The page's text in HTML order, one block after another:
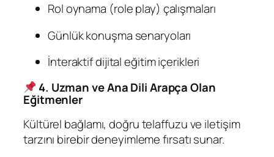
Rol oynama (role play) çalışmaları
Günlük konuşma senaryoları
İnteraktif dijital eğitim içerikleri
4. Uzman ve Ana Dili Arapça Olan
Eğitmenler
Kültürel bağlamı, doğru telaffuzu ve iletişim
tarzını birebir deneyimleme fırsatı sunar.